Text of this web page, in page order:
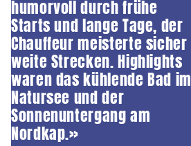
humorvoll durch frühe
Starts und lange Tage, der
Chauffeur meisterte sicher
weite Strecken. Highlights
waren das kühlende Bad im
Natursee und der
Sonnenuntergang am
Nordkap.»